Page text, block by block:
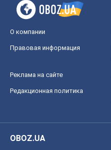
О компании
Правовая информация
Реклама на сайте
Редакционная политика
OBOZ.UA